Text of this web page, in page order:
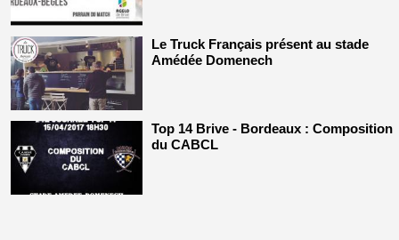
Le Truck Français présent au stade
Amédée Domenech
Top 14 Brive - Bordeaux : Composition
du CABCL